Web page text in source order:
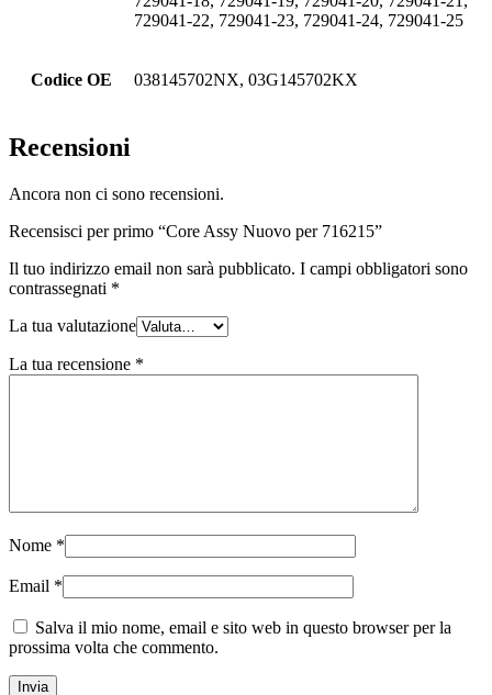
729041-22, 729041-23, 729041-24, 729041-25
Codice OE 038145702NX, 03G145702KX
Recensioni
Ancora non ci sono recensioni.
Recensisci per primo “Core Assy Nuovo per 716215”
Il tuo indirizzo email non sarà pubblicato. I campi obbligatori sono
contrassegnati *
La tua valutazione
La tua recensione *
Nome *
Email *
Salva il mio nome, email e sito web in questo browser per la
prossima volta che commento.